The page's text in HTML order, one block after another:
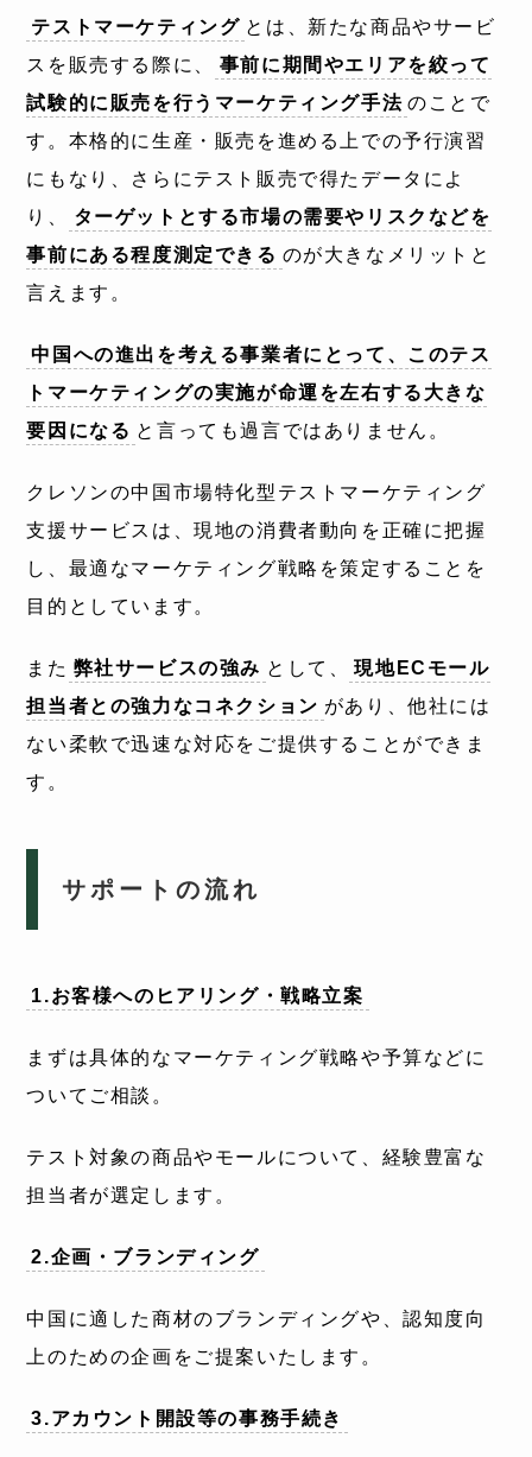
テストマーケティング とは、新たな商品やサービ
スを販売する際に、
事前に期間やエリアを絞って
試験的に販売を行うマーケティング手法 のことで
す。本格的に生産・販売を進める上での予行演習
にもなり、さらにテスト販売で得たデータによ
り、
ターゲットとする市場の需要やリスクなどを
事前にある程度測定できる のが大きなメリットと
言えます。
中国への進出を考える事業者にとって、このテス
トマーケティングの実施が命運を左右する大きな
要因になる と言っても過言ではありません。
クレソンの中国市場特化型テストマーケティング
支援サービスは、現地の消費者動向を正確に把握
し、最適なマーケティング戦略を策定することを
目的としています。
また 弊社サービスの強み として、
現地ECモール
担当者との強力なコネクション があり、他社には
ない柔軟で迅速な対応をご提供することができま
す。
サポートの流れ
1.お客様へのヒアリング・戦略立案
まずは具体的なマーケティング戦略や予算などに
ついてご相談。
テスト対象の商品やモールについて、経験豊富な
担当者が選定します。
2.企画・ブランディング
中国に適した商材のブランディングや、認知度向
上のための企画をご提案いたします。
3.アカウント開設等の事務手続き